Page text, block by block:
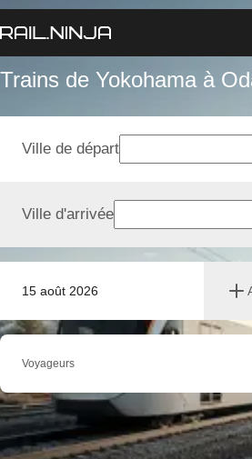
Trains de Yokohama à
15 août 2026
Ville de départ
Ville d'arrivée
Voyageurs